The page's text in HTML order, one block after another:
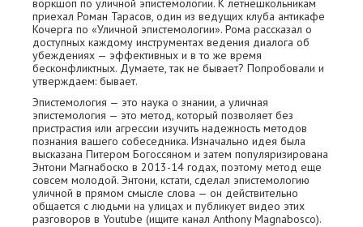
воркшоп по уличной эпистемологии. К летнешкольникам
приехал Роман Тарасов, один из ведущих клуба антикафе
Кочерга по «Уличной эпистемологии». Рома рассказал о
доступных каждому инструментах ведения диалога об
убеждениях — эффективных и в то же время
бесконфликтных. Думаете, так не бывает? Попробовали и
утверждаем: бывает.
Эпистемология — это наука о знании, а уличная
эпистемология — это метод, который позволяет без
пристрастия или агрессии изучить надежность методов
познания вашего собеседника. Изначально идея была
высказана Питером Богоссяном и затем популяризирована
Энтони Магнабоско в 2013-14 годах, поэтому метод еще
совсем молодой. Энтони, кстати, сделал эпистемологию
уличной в прямом смысле слова — он действительно
общается с людьми на улицах и публикует видео этих
разговоров в Youtube (ищите канал Anthony Magnabosco).